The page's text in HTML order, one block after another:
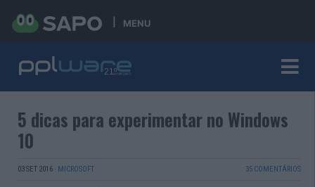
MENU
5 dicas para experimentar no Windows
10
03 SET 2016 · MICROSOFT 35 COMENTÁRIOS